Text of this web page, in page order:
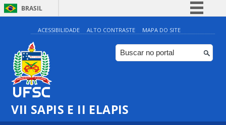
BRASIL
Simplifique!
Comunica BR
Participe
ACESSIBILIDADE ALTO CONTRASTE MAPA DO SITE
VII SAPIS E II ELAPIS